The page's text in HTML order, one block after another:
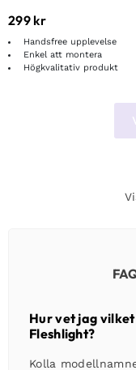
299 kr
Handsfree upplevelse
Enkel att montera
Högkvalitativ produkt
Hur vet jag
Fleshlight?
Kolla